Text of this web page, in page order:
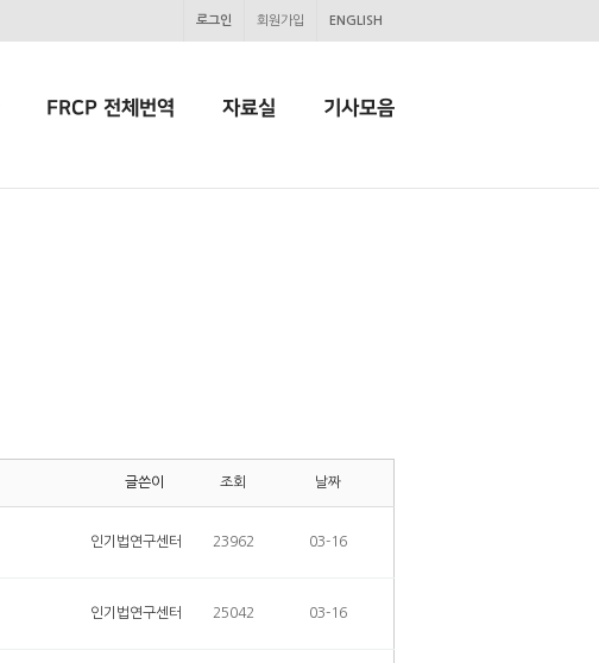
ENGLISH
회원가입
로그인
FRCP 전체번역 자료실 기사모음
글쓴이 조회 날짜
인기법연구센터 23962 03-16
인기법연구센터 25042 03-16